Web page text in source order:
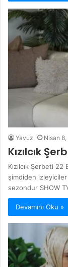
Yavuz Nisan
Kızılcık
Kızılcık Şerbeti
şimdiden izleyiciler
sezondur SHOW
Devamını Oku »